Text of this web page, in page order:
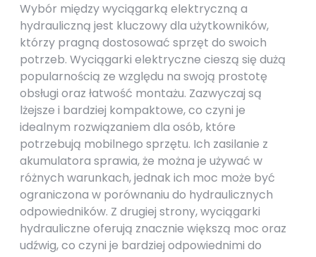
Wybór między wyciągarką elektryczną a
hydrauliczną jest kluczowy dla użytkowników,
którzy pragną dostosować sprzęt do swoich
potrzeb. Wyciągarki elektryczne cieszą się dużą
popularnością ze względu na swoją prostotę
obsługi oraz łatwość montażu. Zazwyczaj są
lżejsze i bardziej kompaktowe, co czyni je
idealnym rozwiązaniem dla osób, które
potrzebują mobilnego sprzętu. Ich zasilanie z
akumulatora sprawia, że można je używać w
różnych warunkach, jednak ich moc może być
ograniczona w porównaniu do hydraulicznych
odpowiedników. Z drugiej strony, wyciągarki
hydrauliczne oferują znacznie większą moc oraz
udźwig, co czyni je bardziej odpowiednimi do